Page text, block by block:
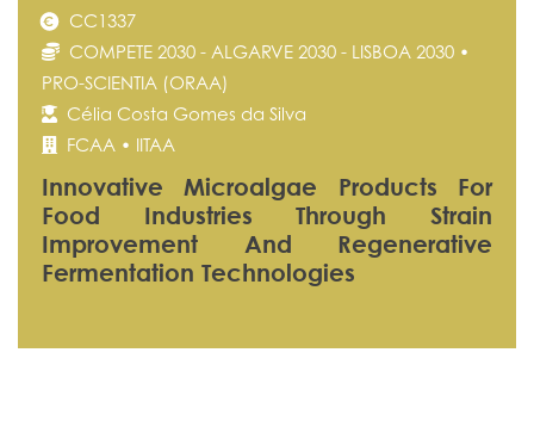
CC1337
COMPETE 2030 - ALGARVE 2030 - LISBOA 2030 •
PRO-SCIENTIA (ORAA)
Célia Costa Gomes da Silva
FCAA • IITAA
Innovative Microalgae Products For
Food Industries Through Strain
Improvement And Regenerative
Fermentation Technologies